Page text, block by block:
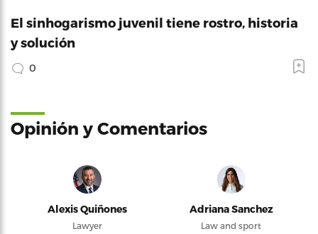
El sinhogarismo juvenil tiene rostro, historia
y solución
0
Opinión y Comentarios
Alexis Quiñones
Lawyer
Adriana Sanchez
Law and sport